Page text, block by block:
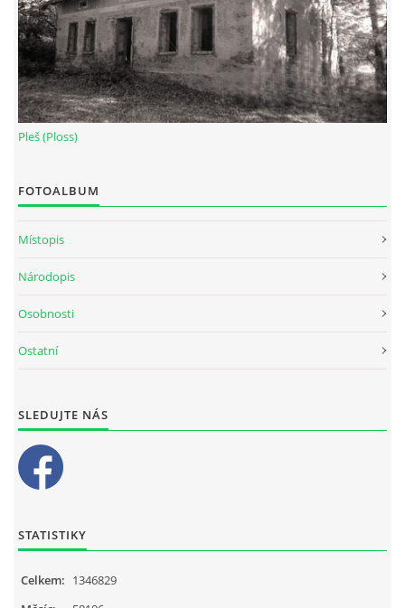
Pleš (Ploss)
FOTOALBUM
Místopis
Národopis
Osobnosti
Ostatní
SLEDUJTE NÁS
STATISTIKY
Celkem: 1346829